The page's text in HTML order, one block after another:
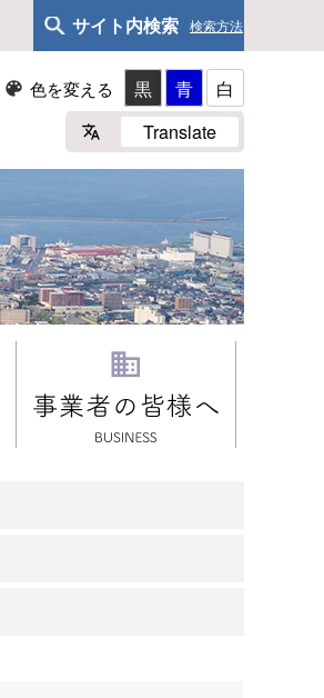
サイト内検索 検索方法
色を変える 黒 青
白
Translate